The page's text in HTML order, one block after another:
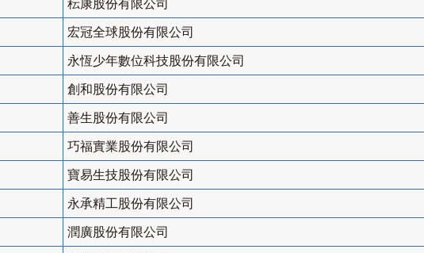
秐康股份有限公司
宏冠全球股份有限公司
永恆少年數位科技股份有限公司
創和股份有限公司
善生股份有限公司
巧福實業股份有限公司
寶易生技股份有限公司
永承精工股份有限公司
潤廣股份有限公司